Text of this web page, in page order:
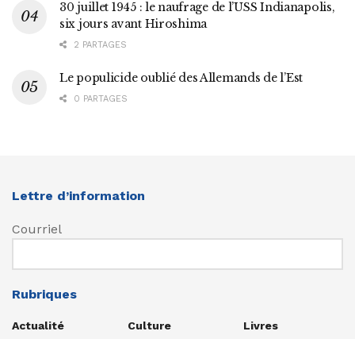
30 juillet 1945 : le naufrage de l’USS Indianapolis,
six jours avant Hiroshima
2 PARTAGES
Le populicide oublié des Allemands de l’Est
0 PARTAGES
Lettre d’information
Courriel
Rubriques
Actualité
Culture
Livres